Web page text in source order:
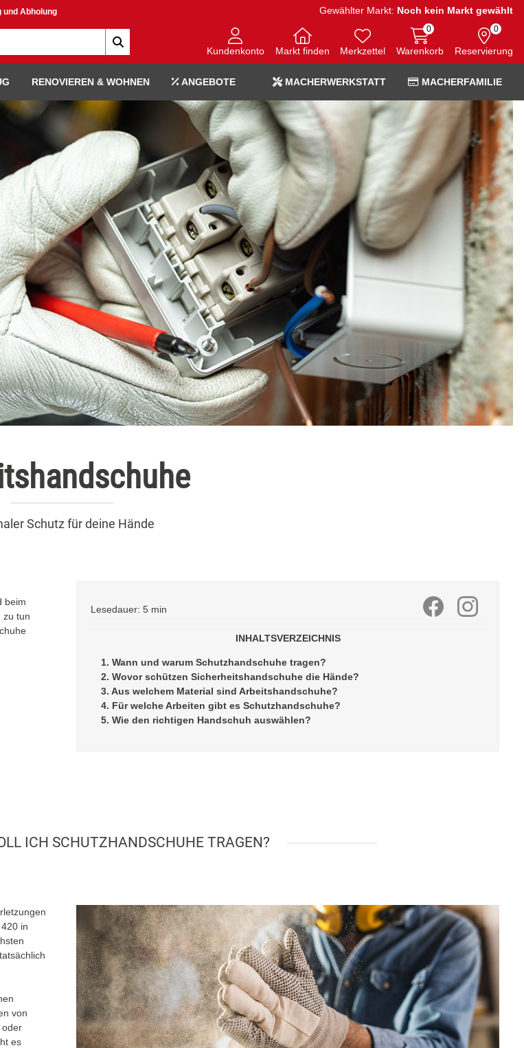
und Abholung Gewählter Markt: Noch kein Markt gewählt
Kundenkonto Markt finden Merkzettel Warenkorb
0
Reservierung
0
RENOVIEREN & WOHNEN ANGEBOTE MACHERWERKSTATT MACHERFAMILIE
Schutz für deine Hände
beim
zu tun
Lesedauer: 5 min
INHALTSVERZEICHNIS
1. Wann und warum Schutzhandschuhe tragen?
2. Wovor schützen Sicherheitshandschuhe die Hände?
3. Aus welchem Material sind Arbeitshandschuhe?
4. Für welche Arbeiten gibt es Schutzhandschuhe?
5. Wie den richtigen Handschuh auswählen?
ICH SCHUTZHANDSCHUHE TRAGEN?
in
von
oder
es